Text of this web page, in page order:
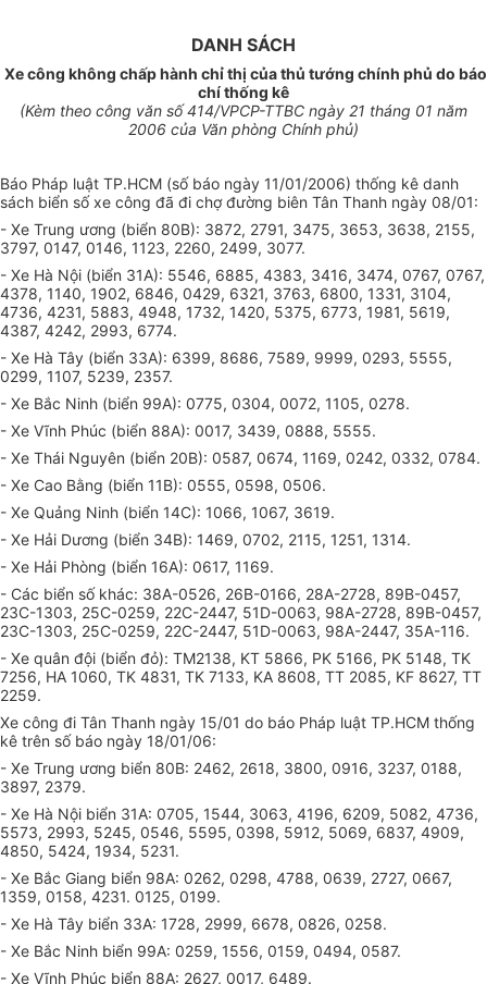
DANH SÁCH
Xe công không chấp hành chỉ thị của thủ tướng chính phủ do báo
chí thống kê
(Kèm theo công văn số 414/VPCP-TTBC ngày 21 tháng 01 năm
2006 của Văn phòng Chính phủ)
Báo Pháp luật TP.HCM (số báo ngày 11/01/2006) thống kê danh
sách biển số xe công đã đi chợ đường biên Tân Thanh ngày 08/01:
- Xe Trung ương (biển 80B): 3872, 2791, 3475, 3653, 3638, 2155,
3797, 0147, 0146, 1123, 2260, 2499, 3077.
- Xe Hà Nội (biển 31A): 5546, 6885, 4383, 3416, 3474, 0767, 0767,
4378, 1140, 1902, 6846, 0429, 6321, 3763, 6800, 1331, 3104,
4736, 4231, 5883, 4948, 1732, 1420, 5375, 6773, 1981, 5619,
4387, 4242, 2993, 6774.
- Xe Hà Tây (biển 33A): 6399, 8686, 7589, 9999, 0293, 5555,
0299, 1107, 5239, 2357.
- Xe Bắc Ninh (biển 99A): 0775, 0304, 0072, 1105, 0278.
- Xe Vĩnh Phúc (biển 88A): 0017, 3439, 0888, 5555.
- Xe Thái Nguyên (biển 20B): 0587, 0674, 1169, 0242, 0332, 0784.
- Xe Cao Bằng (biển 11B): 0555, 0598, 0506.
- Xe Quảng Ninh (biển 14C): 1066, 1067, 3619.
- Xe Hải Dương (biển 34B): 1469, 0702, 2115, 1251, 1314.
- Xe Hải Phòng (biển 16A): 0617, 1169.
- Các biển số khác: 38A-0526, 26B-0166, 28A-2728, 89B-0457,
23C-1303, 25C-0259, 22C-2447, 51D-0063, 98A-2728, 89B-0457,
23C-1303, 25C-0259, 22C-2447, 51D-0063, 98A-2447, 35A-116.
- Xe quân đội (biển đỏ): TM2138, KT 5866, PK 5166, PK 5148, TK
7256, HA 1060, TK 4831, TK 7133, KA 8608, TT 2085, KF 8627, TT
2259.
Xe công đi Tân Thanh ngày 15/01 do báo Pháp luật TP.HCM thống
kê trên số báo ngày 18/01/06:
- Xe Trung ương biển 80B: 2462, 2618, 3800, 0916, 3237, 0188,
3897, 2379.
- Xe Hà Nội biển 31A: 0705, 1544, 3063, 4196, 6209, 5082, 4736,
5573, 2993, 5245, 0546, 5595, 0398, 5912, 5069, 6837, 4909,
4850, 5424, 1934, 5231.
- Xe Bắc Giang biển 98A: 0262, 0298, 4788, 0639, 2727, 0667,
1359, 0158, 4231. 0125, 0199.
- Xe Hà Tây biển 33A: 1728, 2999, 6678, 0826, 0258.
- Xe Bắc Ninh biển 99A: 0259, 1556, 0159, 0494, 0587.
- Xe Vĩnh Phúc biển 88A: 2627, 0017, 6489.